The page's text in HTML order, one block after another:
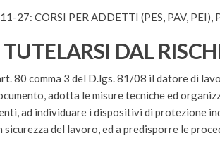
27: CORSI PER ADDETTI (PES, PAV,
DAL
80 comma 3 del D.lgs. 81/08 il datore di
adotta le misure tecniche ed
ad individuare i dispositivi di protezione
sicurezza del lavoro, ed a predisporre le